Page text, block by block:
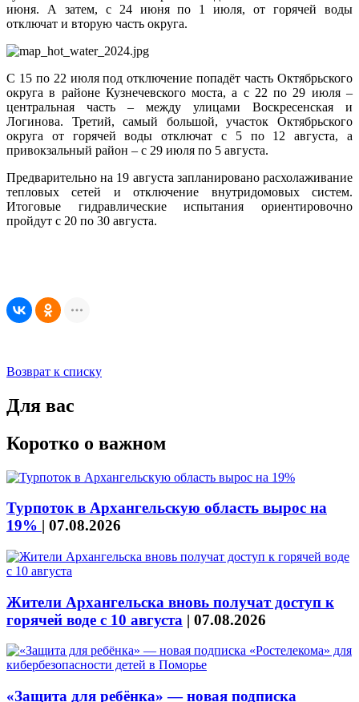
июня. А затем, с 24 июня по 1 июля, от горячей воды
отключат и вторую часть округа.
С 15 по 22 июля под отключение попадёт часть Октябрьского
округа в районе Кузнечевского моста, а с 22 по 29 июля –
центральная часть – между улицами Воскресенская и
Логинова. Третий, самый большой, участок Октябрьского
округа от горячей воды отключат с 5 по 12 августа, а
привокзальный район – с 29 июля по 5 августа.
Предварительно на 19 августа запланировано расхолаживание
тепловых сетей и отключение внутридомовых систем.
Итоговые гидравлические испытания ориентировочно
пройдут с 20 по 30 августа.
Возврат к списку
Для вас
Коротко о важном
Турпоток в Архангельскую область вырос на
19% | 07.08.2026
Жители Архангельска вновь получат доступ к
горячей воде с 10 августа | 07.08.2026
«Защита для ребёнка» — новая подписка